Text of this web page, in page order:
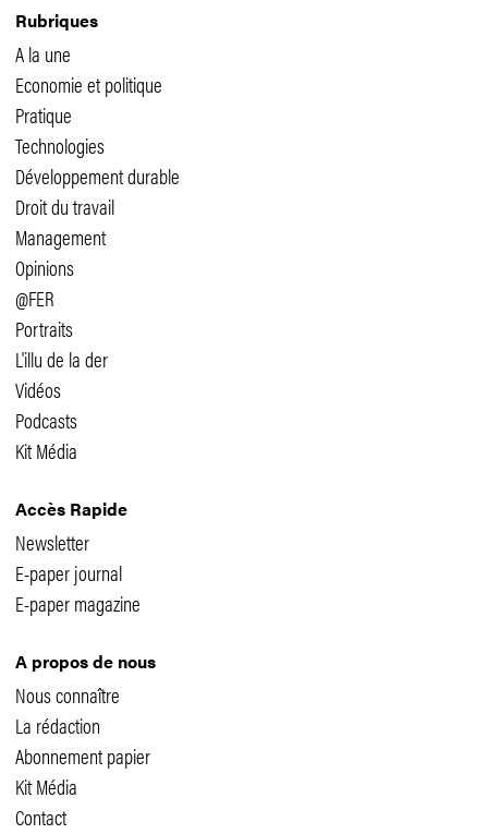
Rubriques
A la une
Economie et politique
Pratique
Technologies
Développement durable
Droit du travail
Management
Opinions
@FER
Portraits
L'illu de la der
Vidéos
Podcasts
Kit Média
Accès Rapide
Newsletter
E-paper journal
E-paper magazine
A propos de nous
Nous connaître
La rédaction
Abonnement papier
Kit Média
Contact